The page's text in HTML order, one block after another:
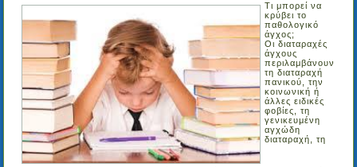
Τι μπορεί να
κρύβει το
παθολογικό
άγχος;
Οι διαταραχές
άγχους
περιλαμβάνουν
τη διαταραχή
πανικού, την
κοινωνική ή
άλλες ειδικές
φοβίες, τη
γενικευμένη
αγχώδη
διαταραχή, τη